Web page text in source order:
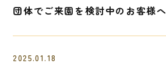
団体でご来園を検討中のお客様へ
2025.01.18